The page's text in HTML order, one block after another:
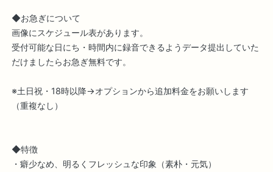
◆お急ぎについて
画像にスケジュール表があります。
受付可能な日にち・時間内に録音できるようデータ提出していた
だけましたらお急ぎ無料です。
※土日祝・18時以降→オプションから追加料金をお願いします
（重複なし）
◆特徴
・癖少なめ、明るくフレッシュな印象（素朴・元気）